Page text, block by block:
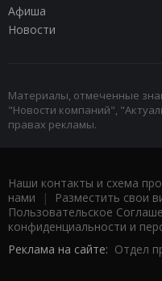
Афиша
Новости
Материалы, отмеченные
"Новости компаний",
правах рекламы.
Наши контакты и схема
нами | Разместить свои
Пользовательское
конфиденциальности и
Реклама на сайте: Отдел